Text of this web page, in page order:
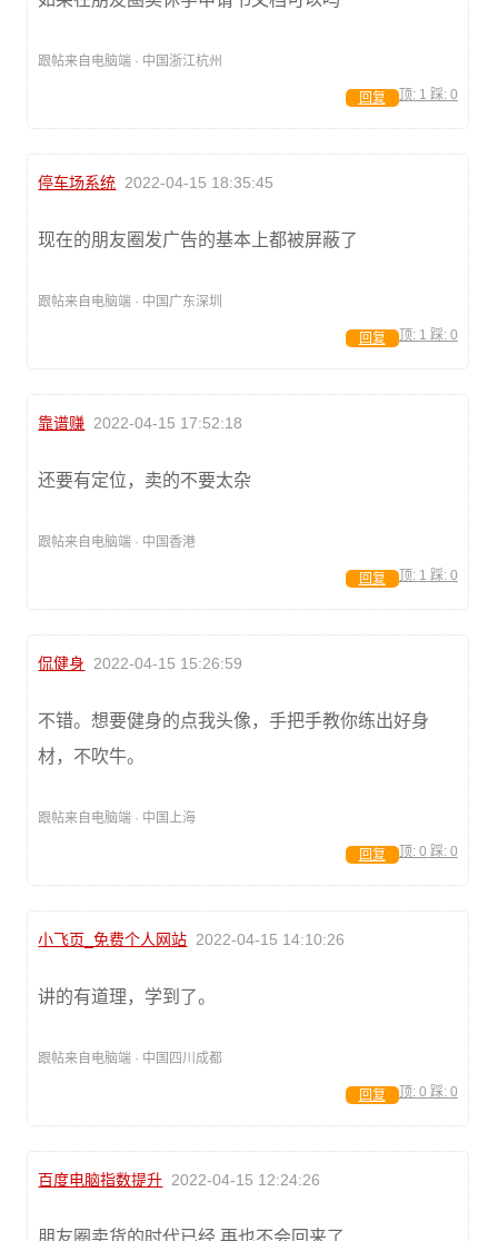
跟帖来自电脑端 · 中国浙江杭州
顶: 1 踩: 0
回复
停车场系统 2022-04-15 18:35:45
现在的朋友圈发广告的基本上都被屏蔽了
跟帖来自电脑端 · 中国广东深圳
顶: 1 踩: 0
回复
靠谱赚 2022-04-15 17:52:18
还要有定位，卖的不要太杂
跟帖来自电脑端 · 中国香港
顶: 1 踩: 0
回复
侃健身 2022-04-15 15:26:59
不错。想要健身的点我头像，手把手教你练出好身
材，不吹牛。
跟帖来自电脑端 · 中国上海
顶: 0 踩: 0
回复
小飞页_免费个人网站 2022-04-15 14:10:26
讲的有道理，学到了。
跟帖来自电脑端 · 中国四川成都
顶: 0 踩: 0
回复
百度电脑指数提升 2022-04-15 12:24:26